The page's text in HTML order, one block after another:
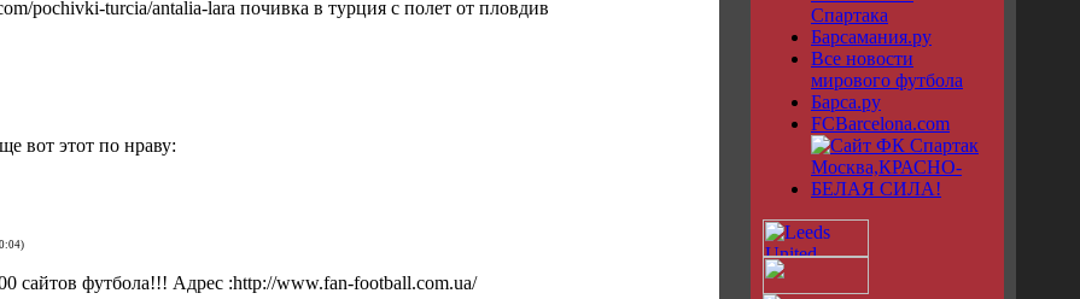
pochivki-turcia/antalia-lara почивка в турция с полет от пловдив
вот этот по нраву:
сайтов футбола!!! Адрес :http://www.fan-football.com.ua/
Спартака
Барсамания.ру
Все новости
мирового футбола
Барса.ру
FCBarcelona.com